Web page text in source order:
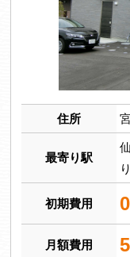
住所
最寄り駅
初期費用
月額費用